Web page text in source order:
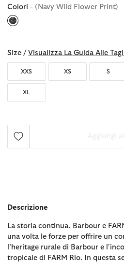
Colori - (Navy Wild Flower Print)
Size / Visualizza La Guida Alle
XXS XS S
XL
Descrizione
La storia continua. Barbour e
una volta le forze per offrire un
l’heritage rurale di Barbour e
tropicale di FARM Rio. In questa